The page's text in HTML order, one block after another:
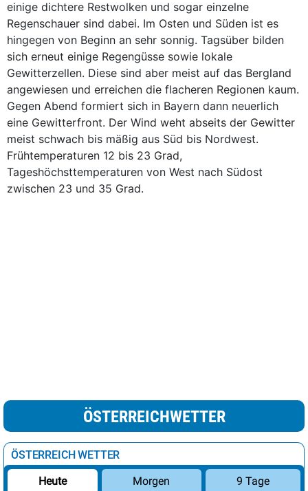
einige dichtere Restwolken und sogar einzelne
Regenschauer sind dabei. Im Osten und Süden ist es
hingegen von Beginn an sehr sonnig. Tagsüber bilden
sich erneut einige Regengüsse sowie lokale
Gewitterzellen. Diese sind aber meist auf das Bergland
angewiesen und erreichen die flacheren Regionen kaum.
Gegen Abend formiert sich in Bayern dann neuerlich
eine Gewitterfront. Der Wind weht abseits der Gewitter
meist schwach bis mäßig aus Süd bis Nordwest.
Frühtemperaturen 12 bis 23 Grad,
Tageshöchsttemperaturen von West nach Südost
zwischen 23 und 35 Grad.
ÖSTERREICHWETTER
ÖSTERREICH WETTER
Heute Morgen 9 Tage